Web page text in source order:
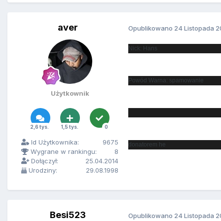
aver
Użytkownik
2,6 tys. 1,5 tys. 0
Id Użytkownika:
9675
Wygrane w rankingu:
8
Dołączył:
25.04.2014
Urodziny:
29.08.1998
Opublikowano 24 Listopada
Nick: Hans
Powód Warna: spamowanie
donatorem he
Besi523 Opublikowano 24 Listopada